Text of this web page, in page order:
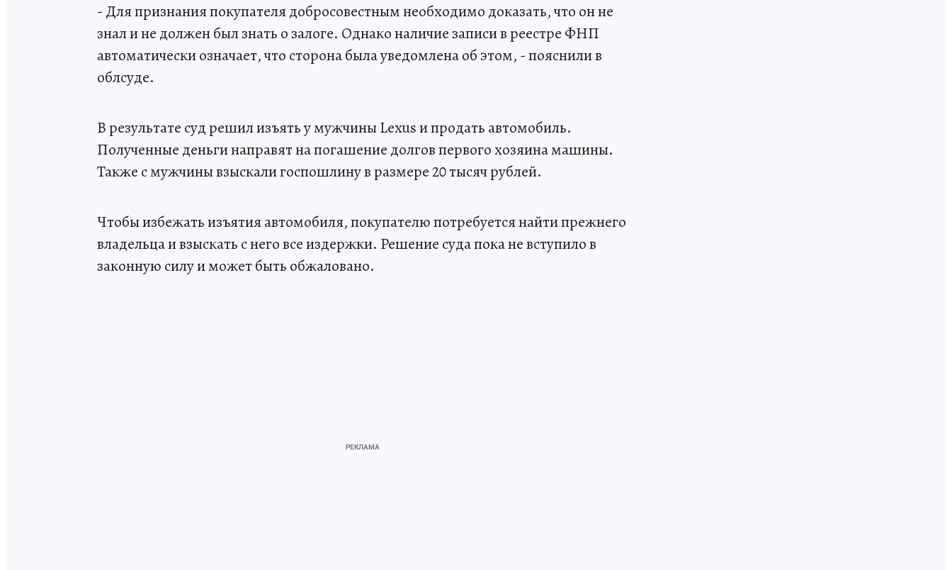
- Для признания покупателя добросовестным необходимо доказать, что он не
знал и не должен был знать о залоге. Однако наличие записи в реестре ФНП
автоматически означает, что сторона была уведомлена об этом, - пояснили в
облсуде.
В результате суд решил изъять у мужчины Lexus и продать автомобиль.
Полученные деньги направят на погашение долгов первого хозяина машины.
Также с мужчины взыскали госпошлину в размере 20 тысяч рублей.
Чтобы избежать изъятия автомобиля, покупателю потребуется найти прежнего
владельца и взыскать с него все издержки. Решение суда пока не вступило в
законную силу и может быть обжаловано.